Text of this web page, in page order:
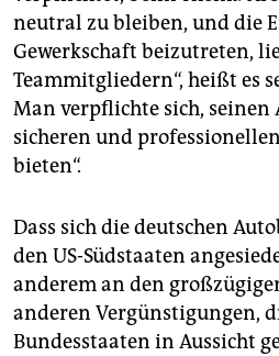
neutral zu bleiben, und die
Gewerkschaft beizutreten,
Teammitgliedern“, heißt es
Man verpflichte sich, seinen
sicheren und
bieten“.
Dass sich die deutschen
den US-Südstaaten
anderem an den
anderen Vergünstigungen,
Bundesstaaten in Aussicht